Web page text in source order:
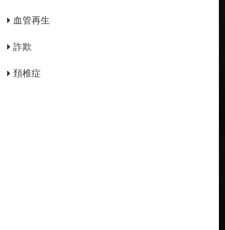
血管再生
詐欺
頚椎症